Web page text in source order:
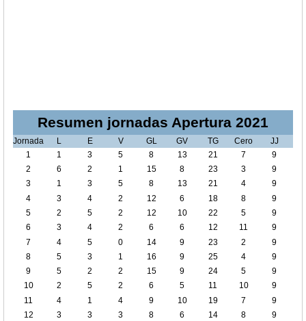
Resumen jornadas Apertura 2021
Jornada L E V GL GV TG Cero
JJ
1
1 3 5 8 13 21 7
9
2
6 2 1 15 8 23 3
9
3
1 3 5 8 13 21 4
9
4
3 4 2 12 6 18 8
9
5
2 5 2 12 10 22 5
9
6
3 4 2 6 6 12 11
9
7
4 5 0 14 9 23 2
9
8
5 3 1 16 9 25 4
9
9
5 2 2 15 9 24 5
9
10
2 5 2 6 5 11 10
9
11
4 1 4 9 10 19 7
9
12
3 3 3 8 6 14 8
9